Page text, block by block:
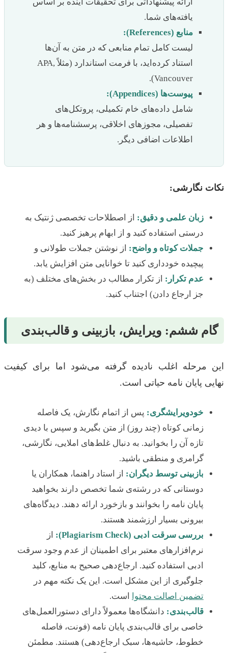
یافته‌های شما.
منابع (References):
لیست کامل تمام منابعی که در متن به آن‌ها
استناد کرده‌اید، با فرمت استاندارد (مثلاً APA,
Vancouver).
پیوست‌ها (Appendices):
شامل داده‌های خام تکمیلی، پروتکل‌های
تفصیلی، مجوزهای اخلاقی، پرسشنامه‌ها و هر
اطلاعات اضافی دیگر.
نکات نگارشی:
زبان علمی و دقیق: از اصطلاحات تخصصی ژنتیک به
درستی استفاده کنید و از ابهام پرهیز کنید.
جملات کوتاه و واضح: از نوشتن جملات طولانی و
پیچیده خودداری کنید تا خوانایی متن افزایش یابد.
عدم تکرار: از تکرار مطالب در بخش‌های مختلف (به
جز ارجاع دادن) اجتناب کنید.
گام ششم: ویرایش، بازبینی و قالب‌بندی
این مرحله اغلب نادیده گرفته می‌شود اما برای کیفیت
نهایی پایان نامه حیاتی است.
خودویرایشگری: پس از اتمام نگارش، یک فاصله
زمانی کوتاه (چند روز) از متن بگیرید و سپس با دیدی
تازه آن را بخوانید. به دنبال غلط‌های املایی، نگارشی،
گرامری و منطقی باشید.
بازبینی توسط دیگران: از استاد راهنما، همکاران یا
دوستانی که در رشته‌ی شما تخصص دارند بخواهید
پایان نامه را بخوانند و بازخورد ارائه دهند. دیدگاه‌های
بیرونی بسیار ارزشمند هستند.
بررسی سرقت ادبی (Plagiarism Check):
از
نرم‌افزارهای معتبر برای اطمینان از عدم وجود سرقت
ادبی استفاده کنید. ارجاع‌دهی صحیح به منابع، کلید
جلوگیری از این مشکل است. این یک نکته مهم در
تضمین اصالت محتوا
است.
قالب‌بندی: دانشگاه‌ها معمولاً دارای دستورالعمل‌های
خاصی برای قالب‌بندی پایان نامه (فونت، فاصله
خطوط، حاشیه‌ها، سبک ارجاع‌دهی) هستند. مطمئن